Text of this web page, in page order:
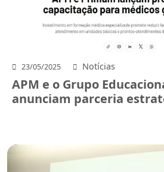
23/05/2025 Notícias
APM e o Grupo
anunciam parceria